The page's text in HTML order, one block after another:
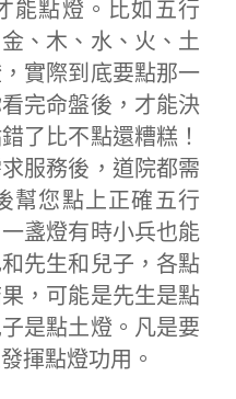
能點燈。比如五行
、木、水、火、土
實際到底要點那一
完命盤後，才能決
了比不點還糟糕！
服務後，道院都需
幫您點上正確五行
盞燈有時小兵也能
先生和兒子，各點
，可能是先生是點
是點土燈。凡是要
揮點燈功用。